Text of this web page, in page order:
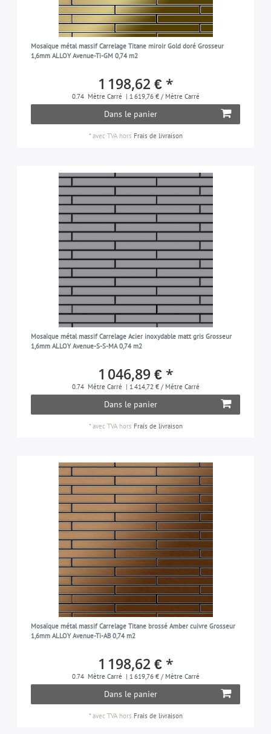
Mosaïque métal massif Carrelage Titane miroir Gold doré Grosseur
1,6mm ALLOY Avenue-Ti-GM 0,74 m2
1 198,62 € *
0.74 Mètre Carré | 1 619,76 € / Mètre Carré
Dans le panier
*avec TVAhors Frais de livraison
Mosaïque métal massif Carrelage Acier inoxydable matt gris Grosseur
1,6mm ALLOY Avenue-S-S-MA 0,74 m2
1 046,89 € *
0.74 Mètre Carré | 1 414,72 € / Mètre Carré
Dans le panier
*avec TVAhors Frais de livraison
Mosaïque métal massif Carrelage Titane brossé Amber cuivre Grosseur
1,6mm ALLOY Avenue-Ti-AB 0,74 m2
1 198,62 € *
0.74 Mètre Carré | 1 619,76 € / Mètre Carré
Dans le panier
*avec TVAhors Frais de livraison